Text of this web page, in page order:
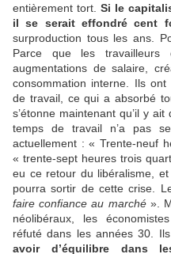
entièrement tort. Si le
il se serait effondré cent
surproduction tous les ans.
Parce que les
augmentations de salaire,
consommation interne. Ils
de travail, ce qui a absorbé
s’étonne maintenant qu’il y
temps de travail n’a pas
actuellement : « Trente-neuf
« trente-sept heures trois
eu ce retour du libéralisme,
pourra sortir de cette crise.
faire confiance au marché».
néolibéraux, les
réfuté dans les années 30.
avoir d’équilibre dans